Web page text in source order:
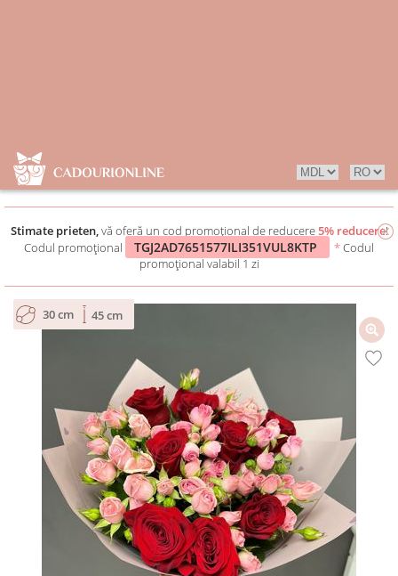
Stimate prieten,vă oferă un cod promoțional de reducere5% reducere!
Codul promoțional
TGJ2AD7651577ILI351VUL8KTP *Codul
promoțional valabil 1 zi
30 cm 45 cm